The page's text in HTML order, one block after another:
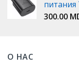
питания
300.00
О НАС